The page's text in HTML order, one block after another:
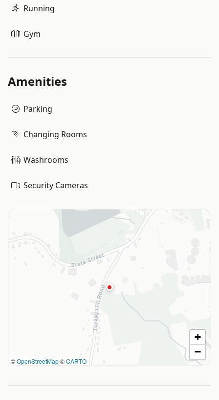
Running
Gym
Amenities
Parking
Changing Rooms
Washrooms
Security Cameras
©OpenStreetMap©CARTO
+
−